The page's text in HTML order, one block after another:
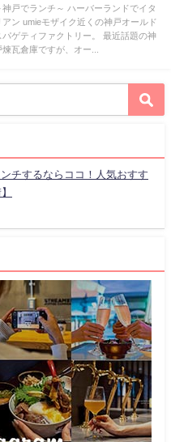
ー【神戸煉瓦倉庫】
神戸でランチ～ ハーバーランドでイタ
アン umieモザイク近くの神戸オールド
パゲティファクトリー。 最近話題の神
煉瓦倉庫ですが、オー...
ンチするならココ！人気おすす